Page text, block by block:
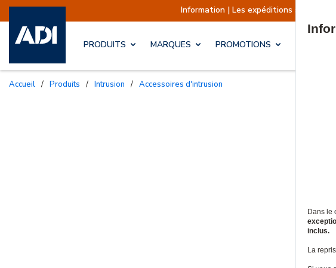
Information | Les expéditions sont actuellement
PRODUITS MARQUES PROMOTIONS
Accueil / Produits / Intrusion / Accessoires d'intrusion